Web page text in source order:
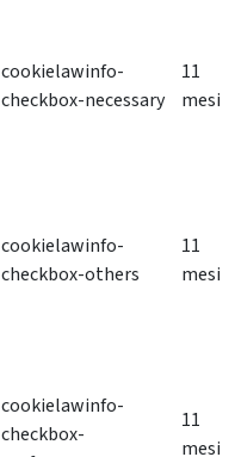
cookielawinfo-
checkbox-necessary
11
mesi
cookielawinfo-
checkbox-others
11
mesi
cookielawinfo-
checkbox-
11
mesi